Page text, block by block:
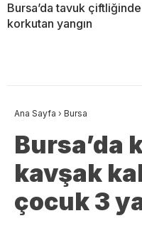
Bursa’da tavuk çiftliğinde
korkutan yangın
Ana Sayfa › Bursa
Bursa’da
kavşak
çocuk 3